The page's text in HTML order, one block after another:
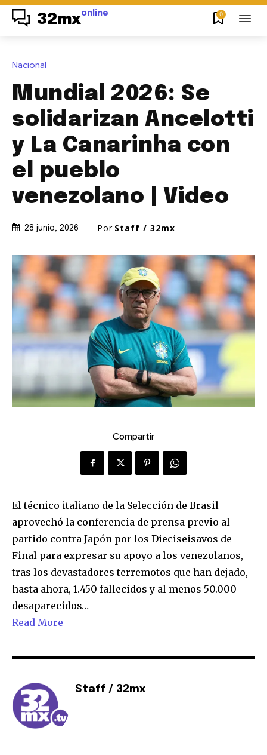
Únete a nuestra comunidad de
32mxonline 0
Nacional
Mundial 2026: Se
solidarizan Ancelotti
y La Canarinha con
el pueblo
venezolano | Video
28 junio, 2026 Por Staff / 32mx
Compartir
El técnico italiano de la Selección de Brasil
aprovechó la conferencia de prensa previo al
partido contra Japón por los Dieciseisavos de
Final para expresar su apoyo a los venezolanos,
tras los devastadores terremotos que han dejado,
hasta ahora, 1.450 fallecidos y al menos 50.000
desaparecidos…
Read More
Staff / 32mx